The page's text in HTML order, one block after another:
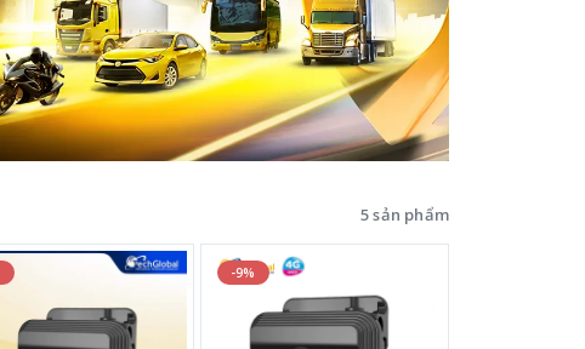
5 sản phẩm
-9%